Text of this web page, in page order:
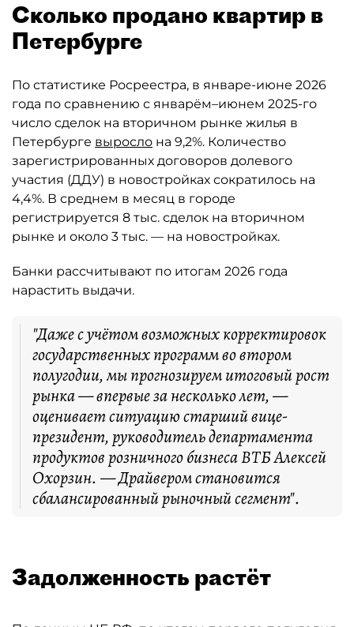
Сколько продано квартир в
Петербурге
По статистике Росреестра, в январе-июне 2026
года по сравнению с январём–июнем 2025-го
число сделок на вторичном рынке жилья в
Петербурге выросло на 9,2%. Количество
зарегистрированных договоров долевого
участия (ДДУ) в новостройках сократилось на
4,4%. В среднем в месяц в городе
регистрируется 8 тыс. сделок на вторичном
рынке и около 3 тыс. — на новостройках.
Банки рассчитывают по итогам 2026 года
нарастить выдачи.
"Даже с учётом возможных корректировок
государственных программ во втором
полугодии, мы прогнозируем итоговый рост
рынка — впервые за несколько лет, —
оценивает ситуацию старший вице-
президент, руководитель департамента
продуктов розничного бизнеса ВТБ Алексей
Охорзин. — Драйвером становится
сбалансированный рыночный сегмент".
Задолженность растёт